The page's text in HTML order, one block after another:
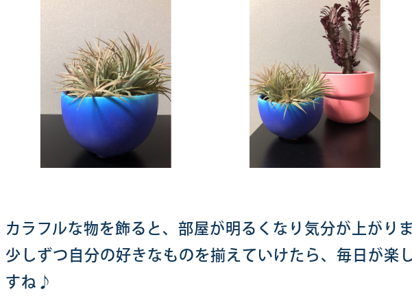
カラフルな物を飾ると、部屋が明るくなり気分が上がり
少しずつ自分の好きなものを揃えていけたら、毎日が楽
すね♪